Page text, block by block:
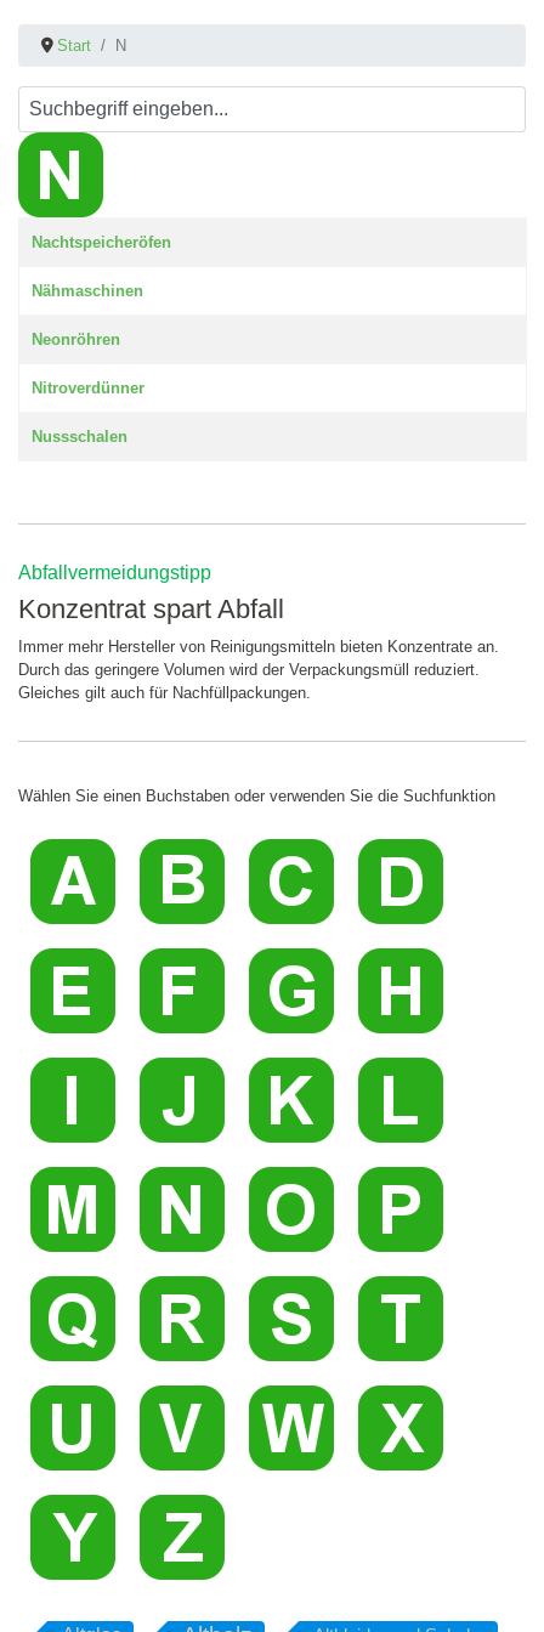
Start N
Titel
Nachtspeicheröfen
Nähmaschinen
Neonröhren
Nitroverdünner
Nussschalen
Abfallvermeidungstipp
Konzentrat spart Abfall
Immer mehr Hersteller von Reinigungsmitteln bieten Konzentrate an.
Durch das geringere Volumen wird der Verpackungsmüll reduziert.
Gleiches gilt auch für Nachfüllpackungen.
Wählen Sie einen Buchstaben oder verwenden Sie die Suchfunktion